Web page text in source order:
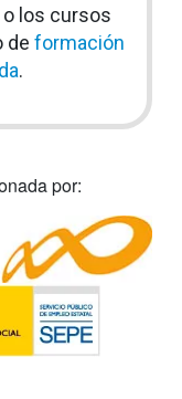
los cursos
de formación
.
por: